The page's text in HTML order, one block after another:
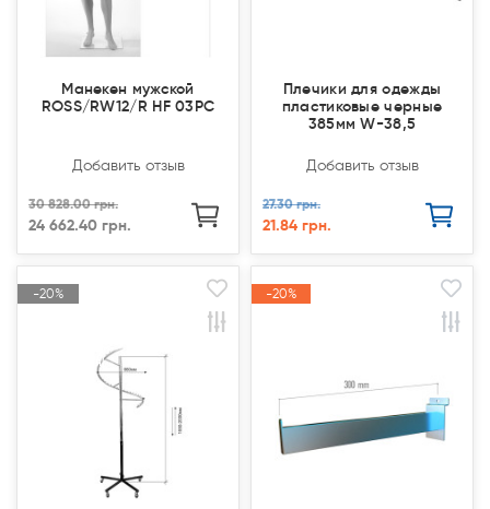
Манекен мужской
ROSS/RW12/R HF 03PC
Добавить отзыв
30 828.00 грн.
24 662.40 грн.
Плечики для одежды
пластиковые черные
385мм W-38,5
Добавить отзыв
27.30 грн.
21.84 грн.
-20%
Закончился(
-20%
Закончился(
-20%
-20%